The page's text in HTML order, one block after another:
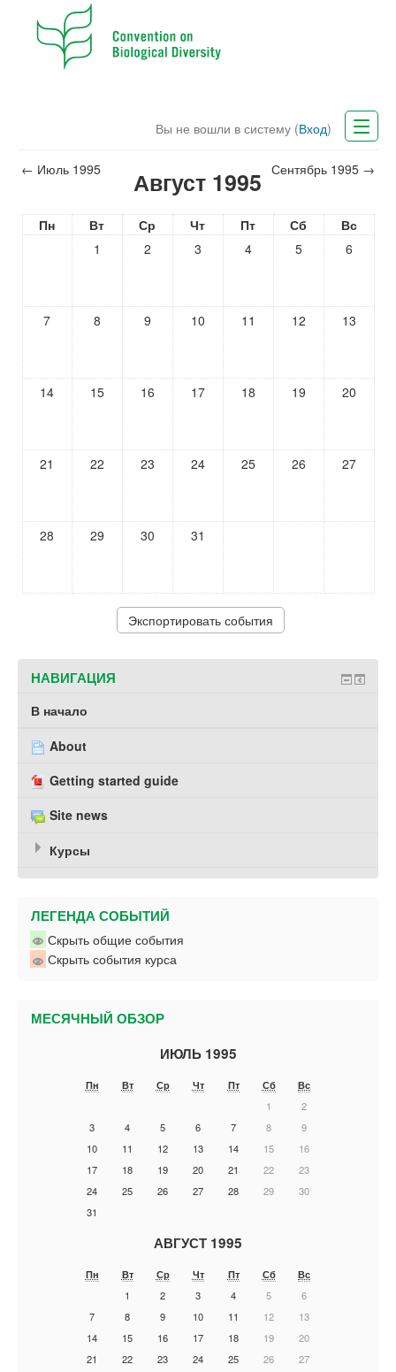
Вы не вошли в систему (Вход)
CBD Website
← Июль 1995 Август 1995 Сентябрь 1995 →
Пн Вт Ср Чт Пт Сб
Вс
1
2 3 4 5 6
7 8 9 10 11 12 13
14 15 16 17 18 19 20
21 22 23 24 25 26 27
28 29 30 31
НАВИГАЦИЯ
В начало
About
Getting started guide
Site news
Курсы
ЛЕГЕНДА СОБЫТИЙ
Скрыть общие события
Скрыть события курса
МЕСЯЧНЫЙ ОБЗОР
ИЮЛЬ 1995
Пн Вт Ср Чт Пт Сб
Вс
1
2
3
4 5 6 7 8
9
10
11 12 13 14 15
16
17
18 19 20 21 22
23
24
25 26 27 28 29
30
31
АВГУСТ 1995
Пн Вт Ср Чт Пт Сб
Вс
1
2 3 4 5
6
7
8 9 10 11 12
13
14
15 16 17 18 19
20
21
22 23 24 25 26
27